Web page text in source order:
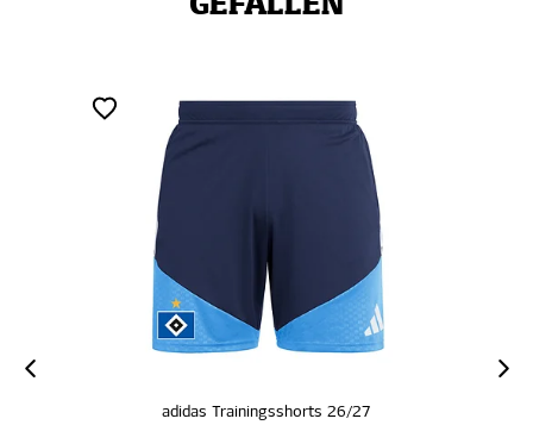
GEFALLEN
adidas Trainingsshorts 26/27